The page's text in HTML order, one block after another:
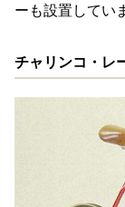
ーも設置してい
チャリンコ・レ